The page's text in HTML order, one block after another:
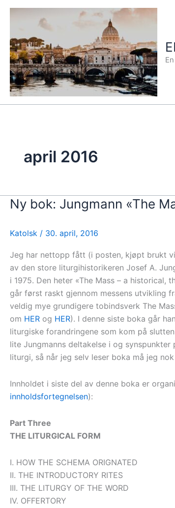
Hopp
innholdet
april 2016
Ny bok: Jungmann «The
Katolsk / 30. april, 2016
Jeg har nettopp fått (i posten, kjøpt brukt
av den store liturgihistorikeren Josef A.
i 1975. Den heter «The Mass – a historical,
går først raskt gjennom messens utvikling
veldig mye grundigere tobindsverk The
om HER og HER). I denne siste boka går
liturgiske forandringene som kom på
lite Jungmanns deltakelse i og synspunkter
liturgi, så når jeg selv leser boka må jeg
Innholdet i siste del av denne boka er
innholdsfortegnelsen):
Part Three
THE LITURGICAL FORM
I. HOW THE SCHEMA ORIGNATED
II. THE INTRODUCTORY RITES
III. THE LITURGY OF THE WORD
IV. OFFERTORY